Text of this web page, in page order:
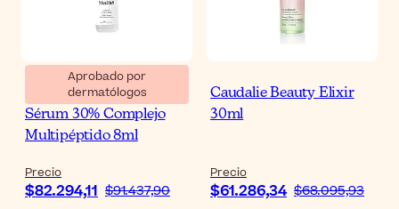
Aprobado por
dermatólogos
Medik8 Liquid Peptides
Sérum 30% Complejo
Multipéptido 8ml
Precio
$82.294,11 $91.437,90
Caudalie Beauty Elixir
30ml
Precio
$61.286,34 $68.095,93